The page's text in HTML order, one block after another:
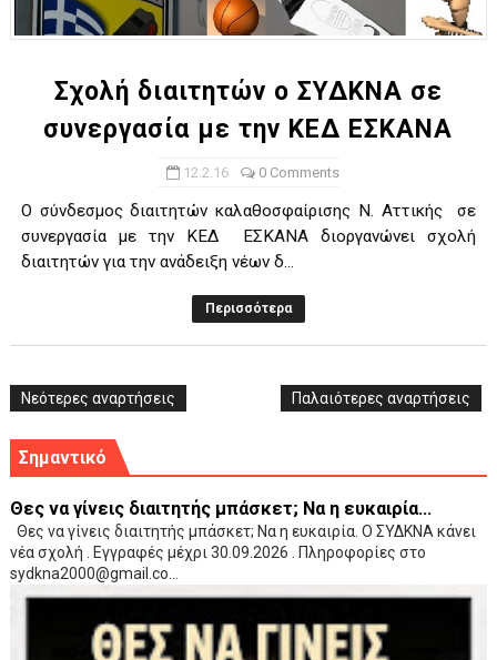
ΧΡΟΝΙΑ ΠΟΛΛΑ ΣΤΟ ΕΛΛΗΝΙΚΟ ΜΠΑΣΚΕΤ : 39Η ΕΠΕΤΕΙΟΣ ΑΠΟ
Ο δρόμος για τον 29ο τελικό κυπέλλου ανδρών ΕΣΚΑΝΑ
U21: Τεράστια πρόκριση για τον Πανελευσινιακό στον
Γ΄ανδρών play offs : "Σκληρό" καρύδι η Φιλία Περάματος
Play off B εφήβων Β φάση Στο f4 ΑΕ Ρέντη, Πέρα , Ερμής
Σχολή διαιτητών ο ΣΥΔΚΝΑ σε
συνεργασία με την ΚΕΔ ΕΣΚΑΝΑ
12.2.16 0 Comments
Ο σύνδεσμος διαιτητών καλαθοσφαίρισης Ν. Αττικής σε
συνεργασία με την ΚΕΔ ΕΣΚΑΝΑ διοργανώνει σχολή
διαιτητών για την ανάδειξη νέων δ...
Περισσότερα
Νεότερες αναρτήσεις Παλαιότερες αναρτήσεις
Σημαντικό
Θες να γίνεις διαιτητής μπάσκετ; Να η ευκαιρία...
Θες να γίνεις διαιτητής μπάσκετ; Να η ευκαιρία. Ο ΣΥΔΚΝΑ κάνει
νέα σχολή . Εγγραφές μέχρι 30.09.2026 . Πληροφορίες στο
sydkna2000@gmail.co...